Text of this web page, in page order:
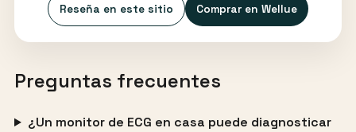
Reseña en este sitio Comprar en Wellue
Preguntas frecuentes
¿Un monitor de ECG en casa puede diagnosticar